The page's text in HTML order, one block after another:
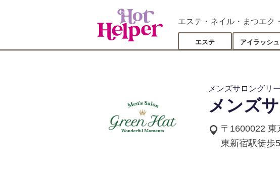
エステ・ネイル・まつエク
エステ アイラッシュ
メンズサロングリ
メンズ
〒1600022 東
東新宿駅徒歩